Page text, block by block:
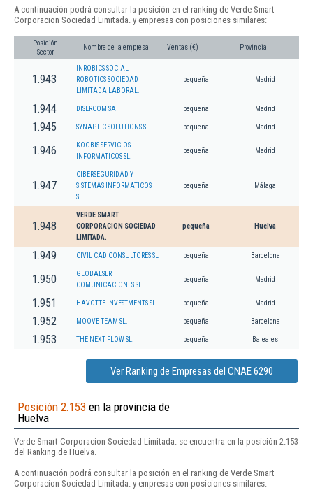
A continuación podrá consultar la posición en el ranking de Verde Smart
Corporacion Sociedad Limitada. y empresas con posiciones similares:
Posición
Sector
Nombre de la empresa Ventas (€) Provincia
1.943
INROBICS SOCIAL
ROBOTICS SOCIEDAD
LIMITADA LABORAL.
pequeña Madrid
1.944 DISERCOM SA pequeña Madrid
1.945 SYNAPTIC SOLUTIONS SL pequeña Madrid
1.946
KOOBIS SERVICIOS
INFORMATICOS SL.
pequeña Madrid
1.947
CIBERSEGURIDAD Y
SISTEMAS INFORMATICOS
SL.
pequeña Málaga
1.948
VERDE SMART
CORPORACION SOCIEDAD
LIMITADA.
pequeña Huelva
1.949 CIVIL CAD CONSULTORES SL pequeña Barcelona
1.950
GLOBALSER
COMUNICACIONES SL
pequeña Madrid
1.951 HAVOTTE INVESTMENTS SL pequeña Madrid
1.952 MOOVE TEAM SL. pequeña Barcelona
1.953 THE NEXT FLOW SL. pequeña Baleares
Ver Ranking de Empresas del CNAE 6290
Posición 2.153 en la provincia de
Huelva
Verde Smart Corporacion Sociedad Limitada. se encuentra en la posición 2.153
del Ranking de Huelva.
A continuación podrá consultar la posición en el ranking de Verde Smart
Corporacion Sociedad Limitada. y empresas con posiciones similares: